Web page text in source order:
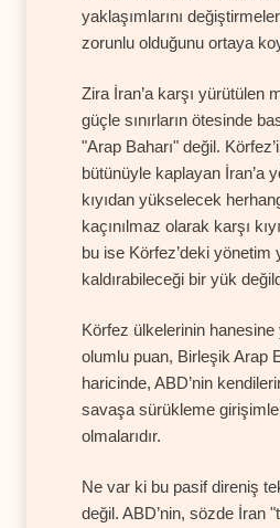
yaklaşımlarını
zorunlu olduğunu ortaya
Zira İran’a karşı yürütülen
güçle sınırların ötesinde
"Arap Baharı" değil.
bütünüyle kaplayan İran’a
kıyıdan yükselecek
kaçınılmaz olarak karşı
bu ise Körfez’deki yönetim
kaldırabileceği bir yük
Körfez ülkelerinin hanesine
olumlu puan, Birleşik Arap
haricinde, ABD’nin
savaşa sürükleme
olmalarıdır.
Ne var ki bu pasif direniş
değil. ABD’nin, sözde İran